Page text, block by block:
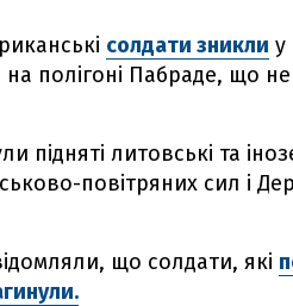
солдати зникли у
на полігоні Пабраде, що
підняті литовські та
повітряних сил і
що солдати, які